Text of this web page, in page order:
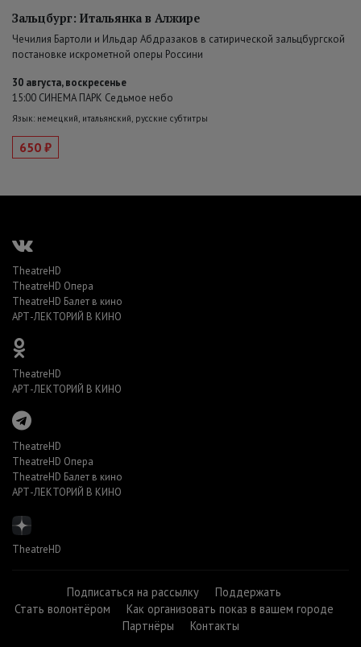
Зальцбург: Итальянка в Алжире
Чечилия Бартоли и Ильдар Абдразаков в сатирической зальцбургской
постановке искрометной оперы Россини
30 августа, воскресенье
15:00 СИНЕМА ПАРК Седьмое небо
Язык: немецкий, итальянский, русские субтитры
650 ₽
TheatreHD
TheatreHD Опера
TheatreHD Балет в кино
АРТ-ЛЕКТОРИЙ В КИНО
TheatreHD
АРТ-ЛЕКТОРИЙ В КИНО
TheatreHD
TheatreHD Опера
TheatreHD Балет в кино
АРТ-ЛЕКТОРИЙ В КИНО
TheatreHD
Подписаться на рассылку
Поддержать
Стать волонтёром
Как организовать показ в вашем городе
Партнёры
Контакты